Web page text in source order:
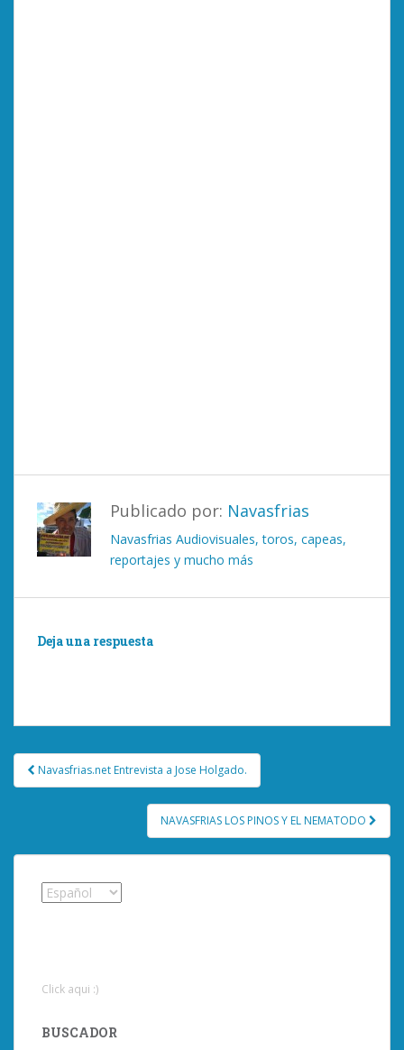
Publicado por: Navasfrias
Navasfrias Audiovisuales, toros, capeas,
reportajes y mucho más
Deja una respuesta
Navegación
de
Navasfrias.net Entrevista a Jose Holgado.
NAVASFRIAS LOS PINOS Y EL NEMATODO
Click aqui :)
BUSCADOR